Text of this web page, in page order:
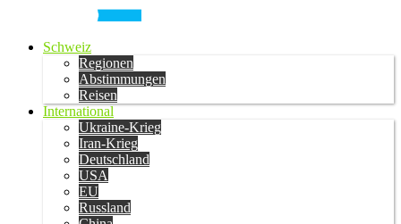
Schweiz
Regionen
Abstimmungen
Reisen
International
Ukraine-Krieg
Iran-Krieg
Deutschland
USA
EU
Russland